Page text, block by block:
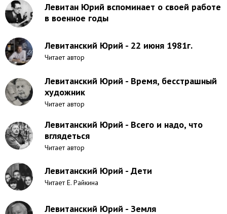
Левитан Юрий вспоминает о своей работе
в военное годы
Левитанский Юрий - 22 июня 1981г.
Читает автор
Левитанский Юрий - Время, бесстрашный
художник
Читает автор
Левитанский Юрий - Всего и надо, что
вглядеться
Читает автор
Левитанский Юрий - Дети
Читает Е. Райкина
Левитанский Юрий - Земля